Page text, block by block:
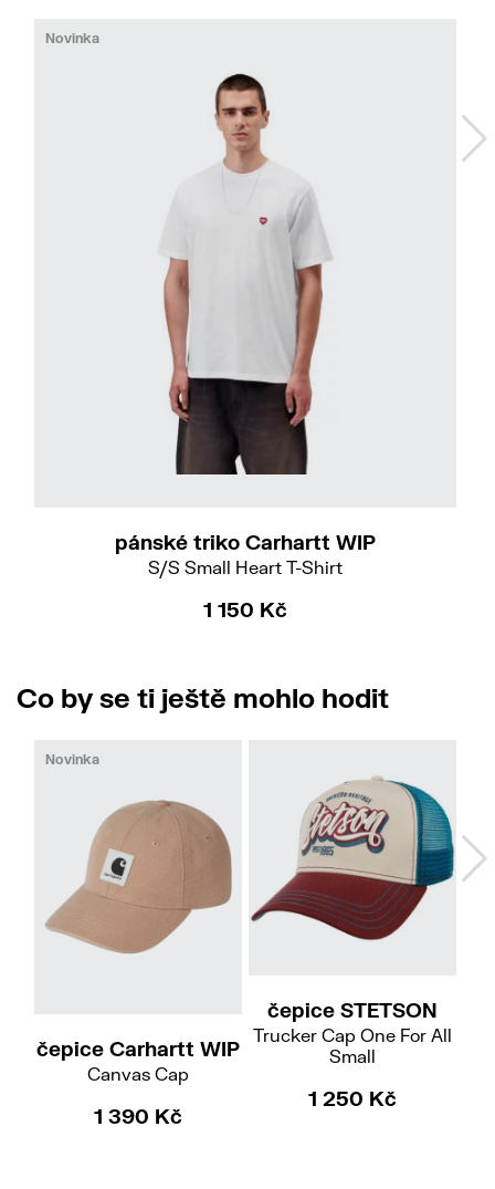
Novinka
pánské triko Carhartt WIP
S/S Small Heart T-Shirt
1 150 Kč
Co by se ti ještě mohlo hodit
Novinka
čepice Carhartt WIP
Canvas Cap
1 390 Kč
čepice STETSON
Trucker Cap One For All
Small
1 250 Kč